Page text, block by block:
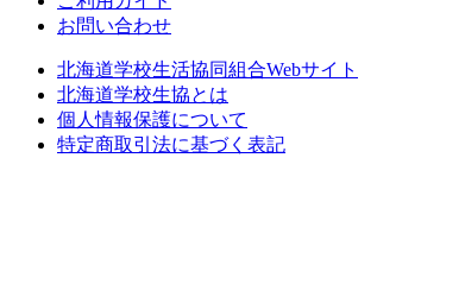
お問い合わせ
北海道学校生活協同組合Webサイト
北海道学校生協とは
個人情報保護について
特定商取引法に基づく表記